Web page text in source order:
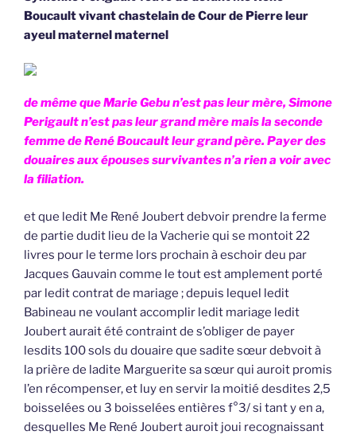
Boucault vivant chastelain de Cour de Pierre leur
ayeul maternel maternel
de même que Marie Gebu n’est pas leur mère, Simone
Perigault n’est pas leur grand mère mais la seconde
femme de René Boucault leur grand père. Payer des
douaires aux épouses survivantes n’a rien a voir avec
la filiation.
et que ledit Me René Joubert debvoir prendre la ferme
de partie dudit lieu de la Vacherie qui se montoit 22
livres pour le terme lors prochain à eschoir deu par
Jacques Gauvain comme le tout est amplement porté
par ledit contrat de mariage ; depuis lequel ledit
Babineau ne voulant accomplir ledit mariage ledit
Joubert aurait été contraint de s’obliger de payer
lesdits 100 sols du douaire que sadite sœur debvoit à
la prière de ladite Marguerite sa sœur qui auroit promis
l’en récompenser, et luy en servir la moitié desdites 2,5
boisselées ou 3 boisselées entières f°3/ si tant y en a,
desquelles Me René Joubert auroit joui recognaissant